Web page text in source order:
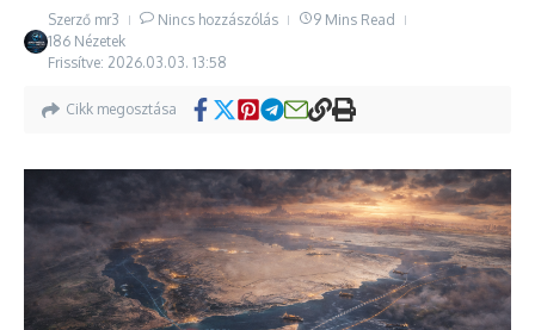
Szerző mr3 Nincs hozzászólás
9 Mins Read
186 Nézetek
Frissítve: 2026.03.03. 13:58
Cikk megosztása